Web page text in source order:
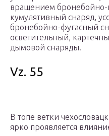
вращением бронебойно-
кумулятивный снаряд,
бронебойно-фугасный
осветительный,
дымовой снаряды.
Vz. 55
В топе ветки
ярко проявляется